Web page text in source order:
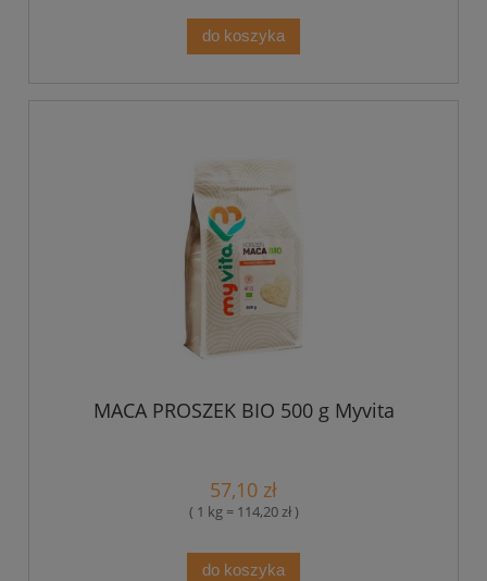
do koszyka
MACA PROSZEK BIO 500 g Myvita
57,10 zł
( 1 kg = 114,20 zł )
do koszyka